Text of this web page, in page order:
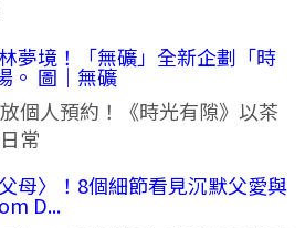
個人預約！《時光有隙》以茶
常